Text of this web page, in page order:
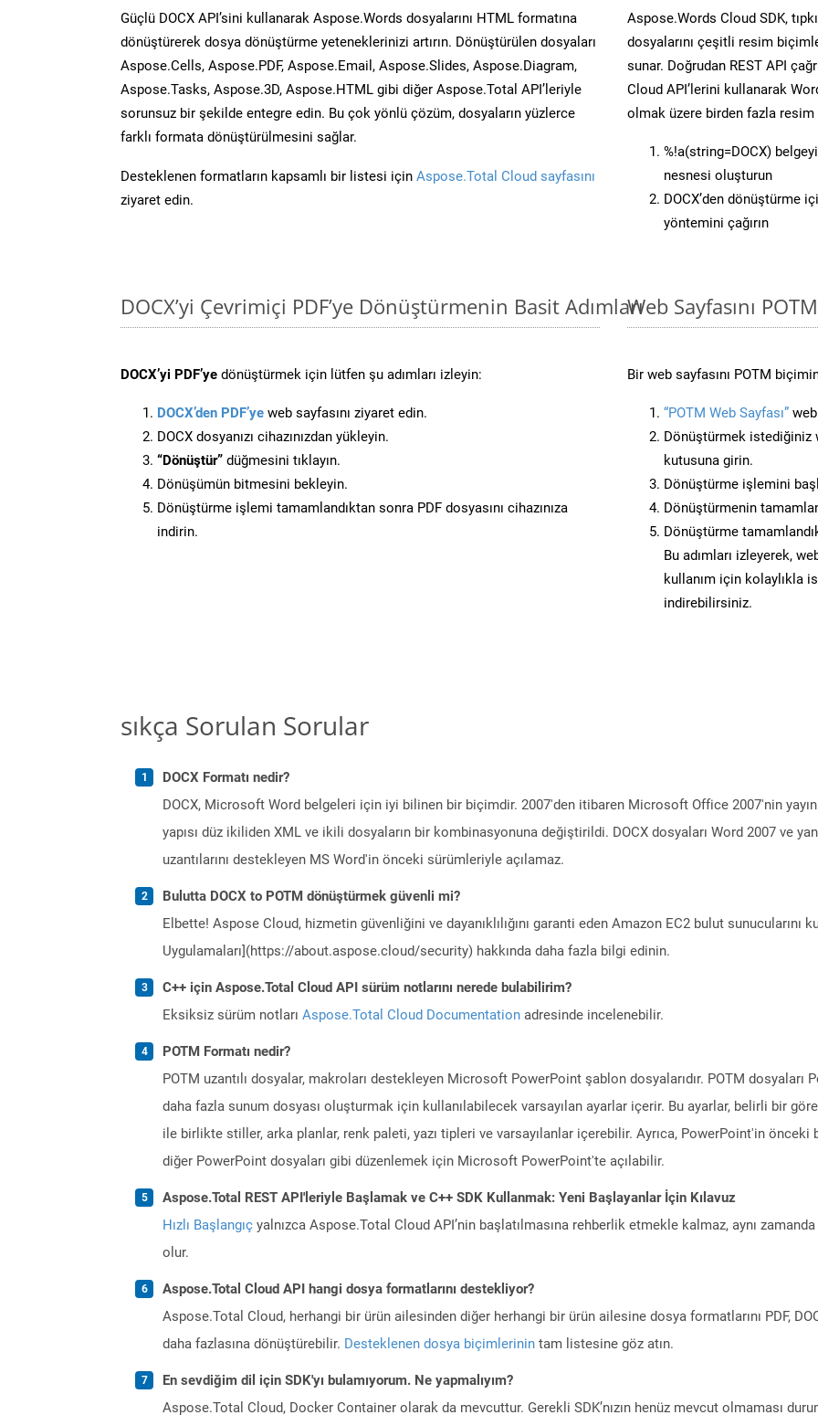
Güçlü DOCX API’sini kullanarak Aspose.Words dosyalarını HTML formatına
dönüştürerek dosya dönüştürme yeteneklerinizi artırın. Dönüştürülen dosyaları
Aspose.Cells, Aspose.PDF, Aspose.Email, Aspose.Slides, Aspose.Diagram,
Aspose.Tasks, Aspose.3D, Aspose.HTML gibi diğer Aspose.Total API’leriyle
sorunsuz bir şekilde entegre edin. Bu çok yönlü çözüm, dosyaların yüzlerce
farklı formata dönüştürülmesini sağlar.
Desteklenen formatların kapsamlı bir listesi için Aspose.Total Cloud sayfasını
ziyaret edin.
Aspose.Words Cloud SDK,
dosyalarını çeşitli resim
sunar. Doğrudan REST API
Cloud API’lerini kullanarak
olmak üzere birden fazla
%!a(string=DOCX)
nesnesi oluşturun
DOCX’den dönüştürme
yöntemini çağırın
DOCX’yi Çevrimiçi PDF’ye Dönüştürmenin Basit Adımları
DOCX’yi PDF’ye dönüştürmek için lütfen şu adımları izleyin:
DOCX’den PDF’ye web sayfasını ziyaret edin.
DOCX dosyanızı cihazınızdan yükleyin.
“Dönüştür” düğmesini tıklayın.
Dönüşümün bitmesini bekleyin.
Dönüştürme işlemi tamamlandıktan sonra PDF dosyasını cihazınıza
indirin.
Web Sayfasını
Bir web sayfasını POTM
“POTM Web Sayfası”
Dönüştürmek istediğiniz
kutusuna girin.
Dönüştürme işlemini
Dönüştürmenin
Dönüştürme
Bu adımları izleyerek,
kullanım için kolaylıkla
indirebilirsiniz.
sıkça Sorulan Sorular
DOCX Formatı nedir?
DOCX, Microsoft Word belgeleri için iyi bilinen bir biçimdir. 2007'den itibaren Microsoft Office 2007'nin
yapısı düz ikiliden XML ve ikili dosyaların bir kombinasyonuna değiştirildi. DOCX dosyaları Word 2007 ve
uzantılarını destekleyen MS Word'in önceki sürümleriyle açılamaz.
Bulutta DOCX to POTM dönüştürmek güvenli mi?
Elbette! Aspose Cloud, hizmetin güvenliğini ve dayanıklılığını garanti eden Amazon EC2 bulut sunucularını
Uygulamaları](https://about.aspose.cloud/security) hakkında daha fazla bilgi edinin.
C++ için Aspose.Total Cloud API sürüm notlarını nerede bulabilirim?
Eksiksiz sürüm notları Aspose.Total Cloud Documentation adresinde incelenebilir.
POTM Formatı nedir?
POTM uzantılı dosyalar, makroları destekleyen Microsoft PowerPoint şablon dosyalarıdır. POTM
daha fazla sunum dosyası oluşturmak için kullanılabilecek varsayılan ayarlar içerir. Bu ayarlar, belirli bir
ile birlikte stiller, arka planlar, renk paleti, yazı tipleri ve varsayılanlar içerebilir. Ayrıca, PowerPoint'in önceki
diğer PowerPoint dosyaları gibi düzenlemek için Microsoft PowerPoint'te açılabilir.
Aspose.Total REST API'leriyle Başlamak ve C++ SDK Kullanmak: Yeni Başlayanlar İçin Kılavuz
Hızlı Başlangıç yalnızca Aspose.Total Cloud API’nin başlatılmasına rehberlik etmekle kalmaz, aynı
olur.
Aspose.Total Cloud API hangi dosya formatlarını destekliyor?
Aspose.Total Cloud, herhangi bir ürün ailesinden diğer herhangi bir ürün ailesine dosya formatlarını PDF,
daha fazlasına dönüştürebilir. Desteklenen dosya biçimlerinin tam listesine göz atın.
En sevdiğim dil için SDK'yı bulamıyorum. Ne yapmalıyım?
Aspose.Total Cloud, Docker Container olarak da mevcuttur. Gerekli SDK’nızın henüz mevcut olmaması